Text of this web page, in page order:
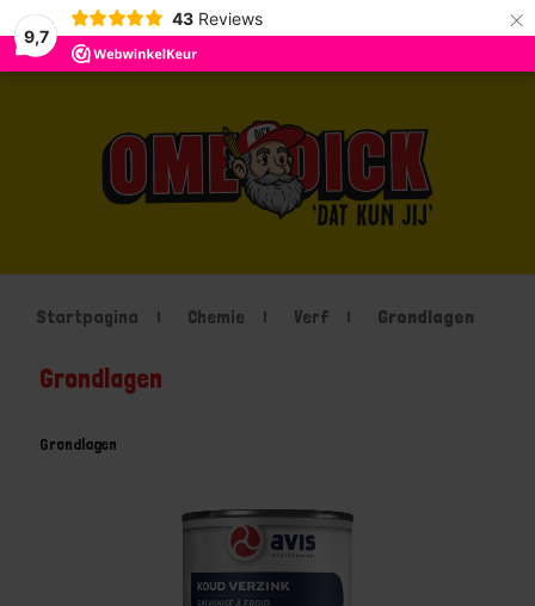
9,7
43 Reviews ×
Startpagina Chemie Verf Grondlagen
Grondlagen
Grondlagen